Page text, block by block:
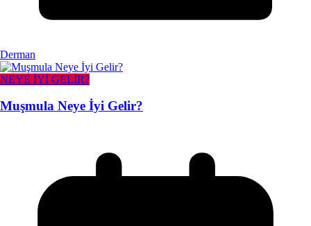
Derman
NEYE İYİ GELİR?
Muşmula Neye İyi Gelir?